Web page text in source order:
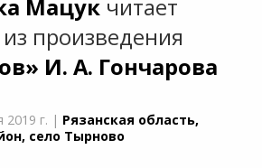
Мацук читает
произведения
И. А. Гончарова
2019 г. | Рязанская область,
село Тырново